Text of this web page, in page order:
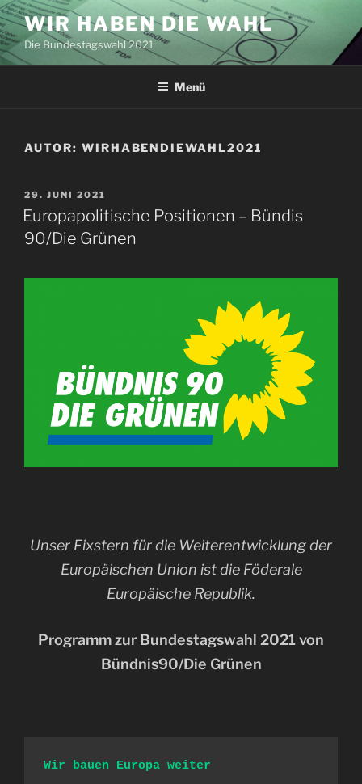
Zum
Inhalt
springen
WIR HABEN DIE WAHL
Die Bundestagswahl 2021
Menü
AUTOR: WIRHABENDIEWAHL2021
VERÖFFENTLICHT
AM
29. JUNI 2021
Europapolitische Positionen – Bündis
90/Die Grünen
Unser Fixstern für die Weiterentwicklung der
Europäischen Union ist die Föderale
Europäische Republik.
Programm zur Bundestagswahl 2021 von
Bündnis90/Die Grünen
Wir bauen Europa weiter